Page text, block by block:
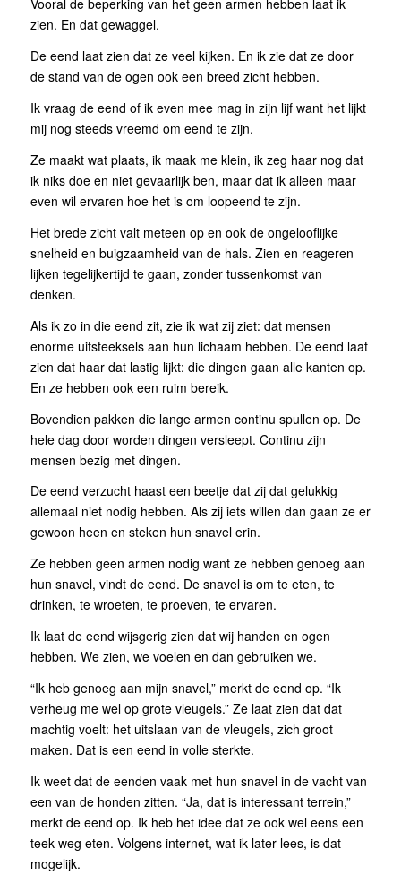
Vooral de beperking van het geen armen hebben laat ik
zien. En dat gewaggel.
De eend laat zien dat ze veel kijken. En ik zie dat ze door
de stand van de ogen ook een breed zicht hebben.
Ik vraag de eend of ik even mee mag in zijn lijf want het lijkt
mij nog steeds vreemd om eend te zijn.
Ze maakt wat plaats, ik maak me klein, ik zeg haar nog dat
ik niks doe en niet gevaarlijk ben, maar dat ik alleen maar
even wil ervaren hoe het is om loopeend te zijn.
Het brede zicht valt meteen op en ook de ongelooflijke
snelheid en buigzaamheid van de hals. Zien en reageren
lijken tegelijkertijd te gaan, zonder tussenkomst van
denken.
Als ik zo in die eend zit, zie ik wat zij ziet: dat mensen
enorme uitsteeksels aan hun lichaam hebben. De eend laat
zien dat haar dat lastig lijkt: die dingen gaan alle kanten op.
En ze hebben ook een ruim bereik.
Bovendien pakken die lange armen continu spullen op. De
hele dag door worden dingen versleept. Continu zijn
mensen bezig met dingen.
De eend verzucht haast een beetje dat zij dat gelukkig
allemaal niet nodig hebben. Als zij iets willen dan gaan ze er
gewoon heen en steken hun snavel erin.
Ze hebben geen armen nodig want ze hebben genoeg aan
hun snavel, vindt de eend. De snavel is om te eten, te
drinken, te wroeten, te proeven, te ervaren.
Ik laat de eend wijsgerig zien dat wij handen en ogen
hebben. We zien, we voelen en dan gebruiken we.
“Ik heb genoeg aan mijn snavel,” merkt de eend op. “Ik
verheug me wel op grote vleugels.” Ze laat zien dat dat
machtig voelt: het uitslaan van de vleugels, zich groot
maken. Dat is een eend in volle sterkte.
Ik weet dat de eenden vaak met hun snavel in de vacht van
een van de honden zitten. “Ja, dat is interessant terrein,”
merkt de eend op. Ik heb het idee dat ze ook wel eens een
teek weg eten. Volgens internet, wat ik later lees, is dat
mogelijk.